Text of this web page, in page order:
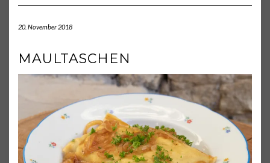
20. November 2018
MAULTASCHEN